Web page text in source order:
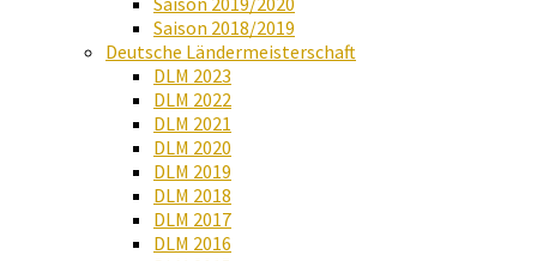
Saison 2018/2019
Deutsche Ländermeisterschaft
DLM 2023
DLM 2022
DLM 2021
DLM 2020
DLM 2019
DLM 2018
DLM 2017
DLM 2016